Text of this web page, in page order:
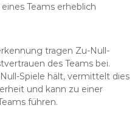
Teams erheblich
tragen Zu-Null-
des Teams bei.
Spiele hält, vermittelt dies
und kann zu einer
führen.